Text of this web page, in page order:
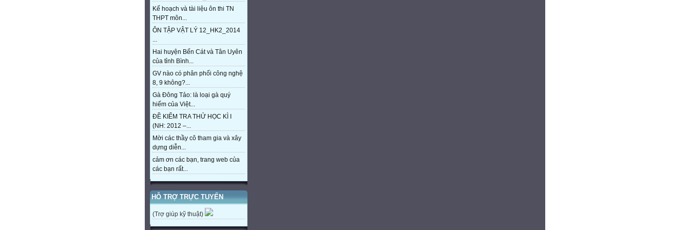
Kế hoạch và tài liệu ôn thi TN
THPT môn...
ÔN TẬP VẬT LÝ 12_HK2_2014
...
Hai huyện Bến Cát và Tân Uyên
của tỉnh Bình...
GV nào có phân phối công nghệ
8, 9 không?...
Gà Đông Tảo: là loại gà quý
hiếm của Việt...
ĐỀ KIỂM TRA THỬ HỌC KÌ I
(NH: 2012 –...
Mời các thầy cô tham gia và xây
dựng diễn...
cảm ơn các bạn, trang web của
các bạn rất...
HỖ TRỢ TRỰC TUYẾN
(Trợ giúp kỹ thuật)